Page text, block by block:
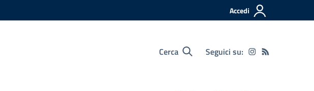
Accedi
Cerca Seguici su: